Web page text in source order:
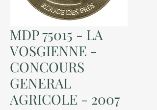
MDP 75015 - LA
VOSGIENNE -
CONCOURS
GENERAL
AGRICOLE - 2007